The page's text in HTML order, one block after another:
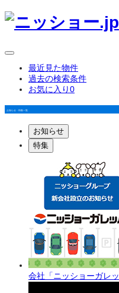
最近見た物件
過去の検索条件
お気に入り0
お知らせ・特集一覧
お知らせ
特集
会社「ニッショーガレ